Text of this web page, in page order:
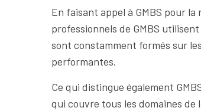
En faisant appel à GMBS pour
professionnels de GMBS
sont constamment formés sur
performantes.
Ce qui distingue également
qui couvre tous les domaines de